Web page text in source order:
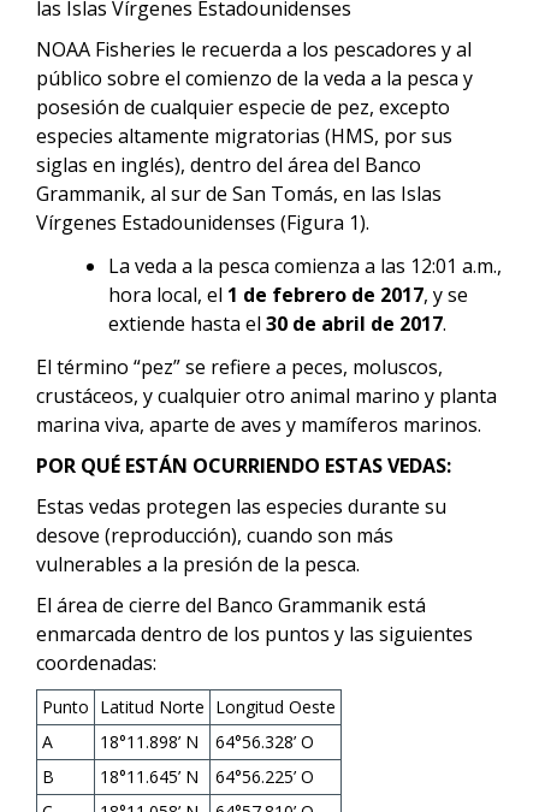
las Islas Vírgenes Estadounidenses
NOAA Fisheries le recuerda a los pescadores y al
público sobre el comienzo de la veda a la pesca y
posesión de cualquier especie de pez, excepto
especies altamente migratorias (HMS, por sus
siglas en inglés), dentro del área del Banco
Grammanik, al sur de San Tomás, en las Islas
Vírgenes Estadounidenses (Figura 1).
La veda a la pesca comienza a las 12:01 a.m.,
hora local, el 1 de febrero de 2017, y se
extiende hasta el 30 de abril de 2017.
El término “pez” se refiere a peces, moluscos,
crustáceos, y cualquier otro animal marino y planta
marina viva, aparte de aves y mamíferos marinos.
POR QUÉ ESTÁN OCURRIENDO ESTAS VEDAS:
Estas vedas protegen las especies durante su
desove (reproducción), cuando son más
vulnerables a la presión de la pesca.
El área de cierre del Banco Grammanik está
enmarcada dentro de los puntos y las siguientes
coordenadas:
Punto Latitud Norte Longitud Oeste
A
18°11.898’ N
64°56.328’ O
B
18°11.645’ N
64°56.225’ O